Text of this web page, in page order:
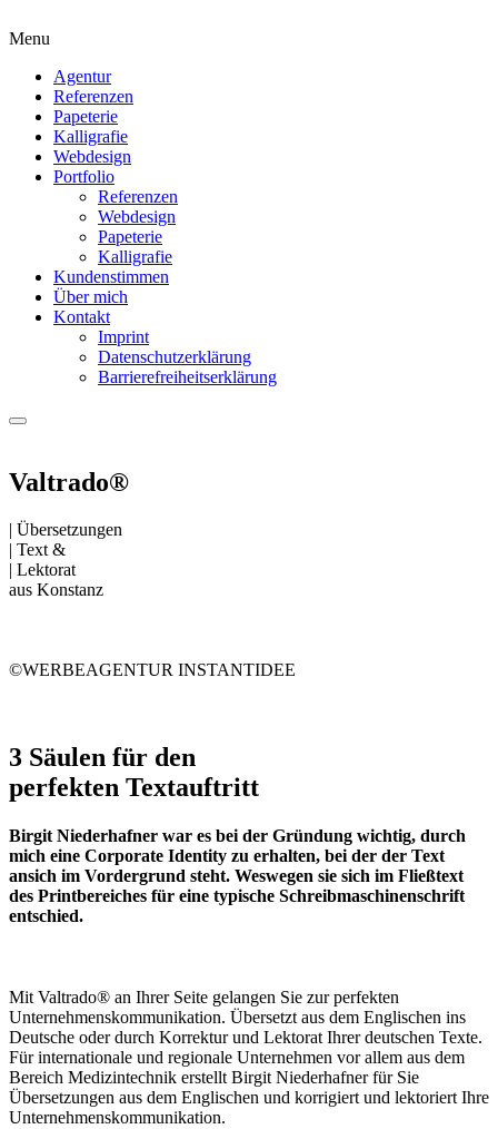
Menu
Agentur
Referenzen
Papeterie
Kalligrafie
Webdesign
Portfolio
Referenzen
Webdesign
Papeterie
Kalligrafie
Kundenstimmen
Über mich
Kontakt
Imprint
Datenschutzerklärung
Barrierefreiheitserklärung
Valtrado®
| Übersetzungen
| Text &
| Lektorat
aus Konstanz
©WERBEAGENTUR INSTANTIDEE
3 Säulen für den
perfekten Textauftritt
Birgit Niederhafner war es bei der Gründung wichtig, durch
mich eine Corporate Identity zu erhalten, bei der der Text
ansich im Vordergrund steht. Weswegen sie sich im Fließtext
des Printbereiches für eine typische Schreibmaschinenschrift
entschied.
Mit Valtrado® an Ihrer Seite gelangen Sie zur perfekten
Unternehmenskommunikation. Übersetzt aus dem Englischen ins
Deutsche oder durch Korrektur und Lektorat Ihrer deutschen Texte.
Für internationale und regionale Unternehmen vor allem aus dem
Bereich Medizintechnik erstellt Birgit Niederhafner für Sie
Übersetzungen aus dem Englischen und korrigiert und lektoriert Ihre
Unternehmenskommunikation.